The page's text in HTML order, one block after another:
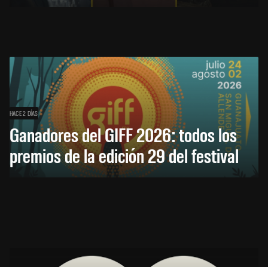
HACE 2 DÍAS
Ganadores del GIFF 2026: todos los
premios de la edición 29 del festival